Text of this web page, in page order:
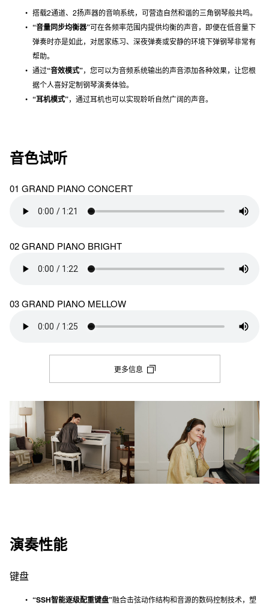
搭载2通道、2扬声器的音响系统，可营造自然和谐的三角钢琴般共鸣。
“音量同步均衡器”可在各频率范围内提供均衡的声音，即便在低音量下
弹奏时亦是如此，对居家练习、深夜弹奏或安静的环境下弹钢琴非常有
帮助。
通过“音效模式”，您可以为音频系统输出的声音添加各种效果，让您根
据个人喜好定制钢琴演奏体验。
“耳机模式”，通过耳机也可以实现聆听自然广阔的声音。
音色试听
01 GRAND PIANO CONCERT
02 GRAND PIANO BRIGHT
03 GRAND PIANO MELLOW
更多信息
演奏性能
键盘
“SSH智能逐级配重键盘”融合击弦动作结构和音源的数码控制技术，塑